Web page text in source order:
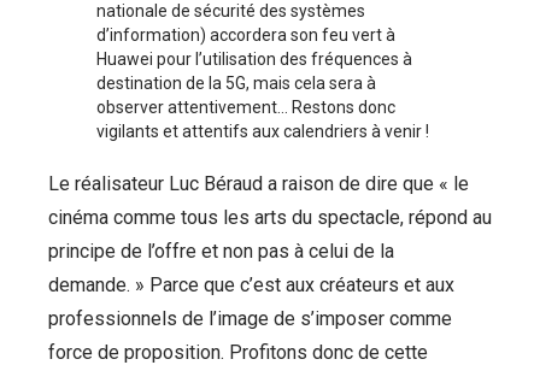
nationale de sécurité des systèmes
d’information) accordera son feu vert à
Huawei pour l’utilisation des fréquences à
destination de la 5G, mais cela sera à
observer attentivement… Restons donc
vigilants et attentifs aux calendriers à venir !
Le réalisateur Luc Béraud a raison de dire que « le
cinéma comme tous les arts du spectacle, répond au
principe de l’offre et non pas à celui de la
demande. » Parce que c’est aux créateurs et aux
professionnels de l’image de s’imposer comme
force de proposition. Profitons donc de cette